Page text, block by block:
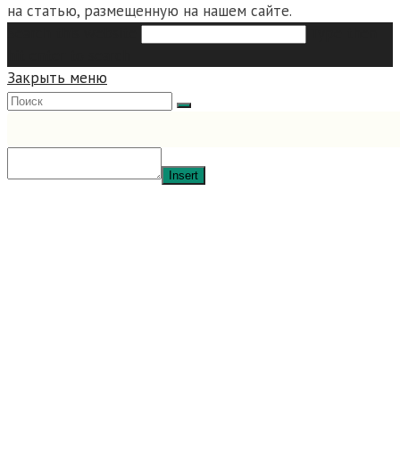
на статью, размещенную на нашем сайте.
Закрыть меню
Insert